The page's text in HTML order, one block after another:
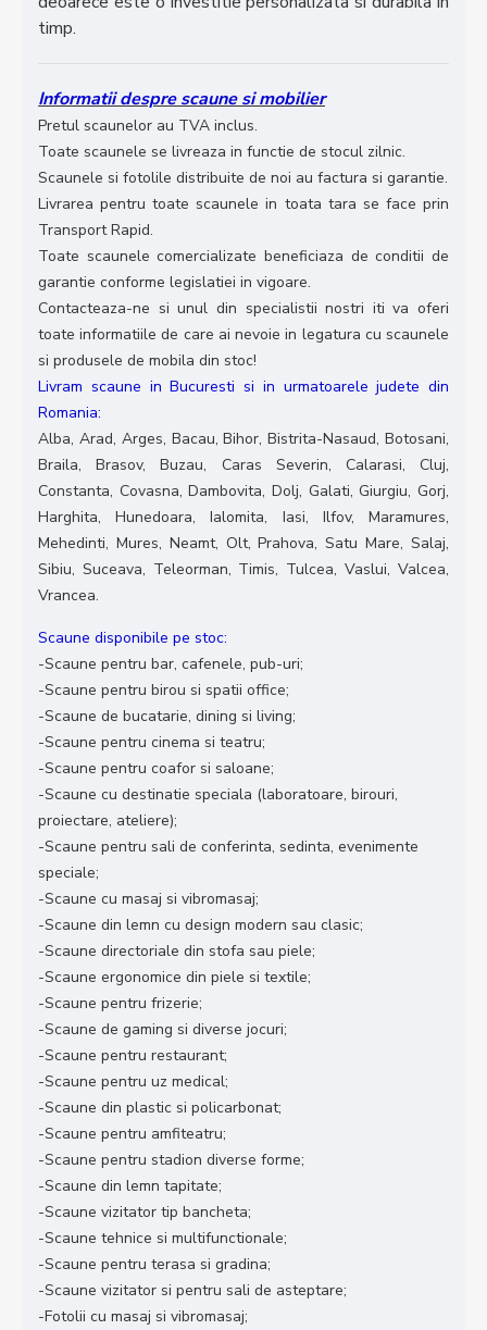
timp.
Informatii despre scaune si mobilier
Pretul scaunelor au TVA inclus.
Toate scaunele se livreaza in functie de stocul zilnic.
Scaunele si fotolile distribuite de noi au factura si garantie.
Livrarea pentru toate scaunele in toata tara se face prin
Transport Rapid.
Toate scaunele comercializate beneficiaza de conditii de
garantie conforme legislatiei in vigoare.
Contacteaza-ne si unul din specialistii nostri iti va oferi
toate informatiile de care ai nevoie in legatura cu scaunele
si produsele de mobila din stoc!
Livram scaune in Bucuresti si in urmatoarele judete din
Romania:
Alba, Arad, Arges, Bacau, Bihor, Bistrita-Nasaud, Botosani,
Braila, Brasov, Buzau, Caras Severin, Calarasi, Cluj,
Constanta, Covasna, Dambovita, Dolj, Galati, Giurgiu, Gorj,
Harghita, Hunedoara, Ialomita, Iasi, Ilfov, Maramures,
Mehedinti, Mures, Neamt, Olt, Prahova, Satu Mare, Salaj,
Sibiu, Suceava, Teleorman, Timis, Tulcea, Vaslui, Valcea,
Vrancea.
Scaune disponibile pe stoc:
-Scaune pentru bar, cafenele, pub-uri;
-Scaune pentru birou si spatii office;
-Scaune de bucatarie, dining si living;
-Scaune pentru cinema si teatru;
-Scaune pentru coafor si saloane;
-Scaune cu destinatie speciala (laboratoare, birouri,
proiectare, ateliere);
-Scaune pentru sali de conferinta, sedinta, evenimente
speciale;
-Scaune cu masaj si vibromasaj;
-Scaune din lemn cu design modern sau clasic;
-Scaune directoriale din stofa sau piele;
-Scaune ergonomice din piele si textile;
-Scaune pentru frizerie;
-Scaune de gaming si diverse jocuri;
-Scaune pentru restaurant;
-Scaune pentru uz medical;
-Scaune din plastic si policarbonat;
-Scaune pentru amfiteatru;
-Scaune pentru stadion diverse forme;
-Scaune din lemn tapitate;
-Scaune vizitator tip bancheta;
-Scaune tehnice si multifunctionale;
-Scaune pentru terasa si gradina;
-Scaune vizitator si pentru sali de asteptare;
-Fotolii cu masaj si vibromasaj;